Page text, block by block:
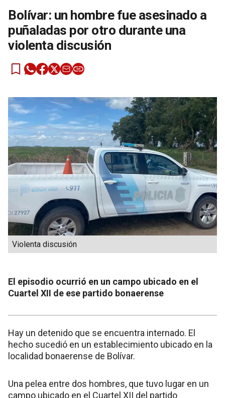
Bolívar: un hombre fue asesinado a
puñaladas por otro durante una
violenta discusión
Violenta discusión
El episodio ocurrió en un campo ubicado en el
Cuartel XII de ese partido bonaerense
Hay un detenido que se encuentra internado. El
hecho sucedió en un establecimiento ubicado en la
localidad bonaerense de Bolívar.
Una pelea entre dos hombres, que tuvo lugar en un
campo ubicado en el Cuartel XII del partido